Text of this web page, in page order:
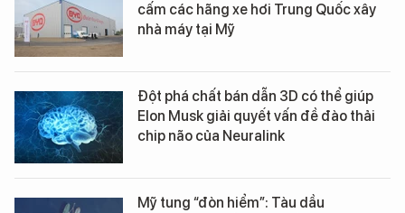
cấm các hãng xe hơi Trung Quốc xây
nhà máy tại Mỹ
Đột phá chất bán dẫn 3D có thể giúp
Elon Musk giải quyết vấn đề đào thải
chip não của Neuralink
Mỹ tung “đòn hiểm”: Tàu dầu